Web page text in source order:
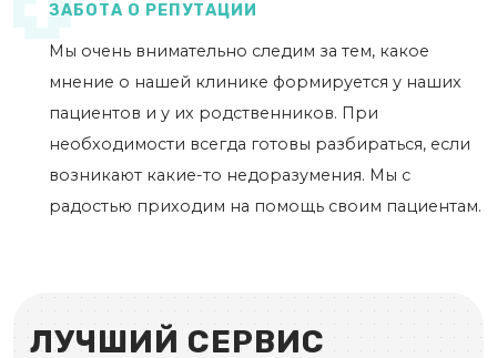
ЗАБОТА О РЕПУТАЦИИ
Мы очень внимательно следим за тем, какое
мнение о нашей клинике формируется у наших
пациентов и у их родственников. При
необходимости всегда готовы разбираться, если
возникают какие-то недоразумения. Мы с
радостью приходим на помощь своим пациентам.
ЛУЧШИЙ СЕРВИС